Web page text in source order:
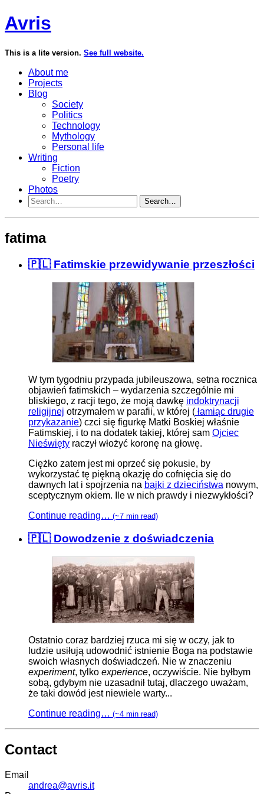
Avris
This is a lite version. See full website.
About me
Projects
Blog
Society
Politics
Technology
Mythology
Personal life
Writing
Fiction
Poetry
Photos
Search…
fatima
🇵🇱 Fatimskie przewidywanie przeszłości
W tym tygodniu przypada jubileuszowa, setna rocznica
objawień fatimskich – wydarzenia szczególnie mi
bliskiego, z racji tego, że moją dawkę indoktrynacji
religijnej otrzymałem w parafii, w której ( łamiąc drugie
przykazanie) czci się figurkę Matki Boskiej właśnie
Fatimskiej, i to na dodatek takiej, której sam Ojciec
Nieświęty raczył włożyć koronę na głowę.
Ciężko zatem jest mi oprzeć się pokusie, by
wykorzystać tę piękną okazję do cofnięcia się do
dawnych lat i spojrzenia na bajki z dzieciństwa nowym,
sceptycznym okiem. Ile w nich prawdy i niezwykłości?
Continue reading… (~7 min read)
🇵🇱 Dowodzenie z doświadczenia
Ostatnio coraz bardziej rzuca mi się w oczy, jak to
ludzie usiłują udowodnić istnienie Boga na podstawie
swoich własnych doświadczeń. Nie w znaczeniu
experiment, tylko experience, oczywiście. Nie byłbym
sobą, gdybym nie uzasadnił tutaj, dlaczego uważam,
że taki dowód jest niewiele warty...
Continue reading… (~4 min read)
Contact
Email
andrea@avris.it